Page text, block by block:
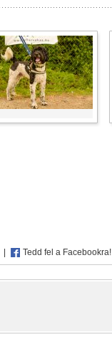
Tedd fel a Facebookra!